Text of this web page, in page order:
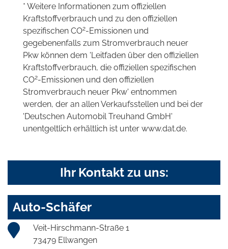
* Weitere Informationen zum offiziellen
Kraftstoffverbrauch und zu den offiziellen
spezifischen CO2-Emissionen und
gegebenenfalls zum Stromverbrauch neuer
Pkw können dem 'Leitfaden über den offiziellen
Kraftstoffverbrauch, die offiziellen spezifischen
CO2-Emissionen und den offiziellen
Stromverbrauch neuer Pkw' entnommen
werden, der an allen Verkaufsstellen und bei der
'Deutschen Automobil Treuhand GmbH'
unentgeltlich erhältlich ist unter www.dat.de.
Ihr Kontakt zu uns:
Auto-Schäfer
Veit-Hirschmann-Straße 1
73479 Ellwangen